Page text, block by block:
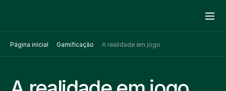
Página inicial Gamificação A realidade em jogo